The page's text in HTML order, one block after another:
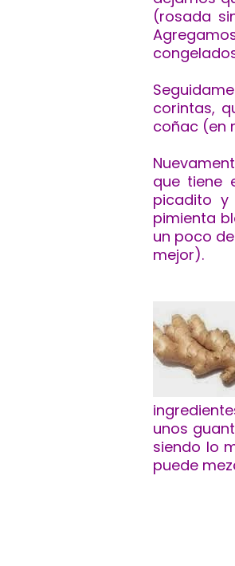
(rosada
corintas,
coñac (en
que tiene
picadito
pimienta
un poco
mejor).
unos guan
siendo lo
puede